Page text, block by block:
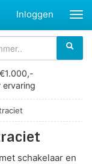
Inloggen
ervaring
schakelaar en